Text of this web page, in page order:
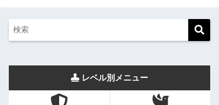
レベル別メニュー